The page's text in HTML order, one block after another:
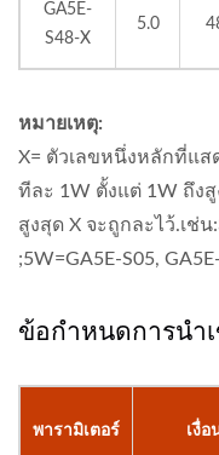
GA5E-
S48-X
5.0
หมายเหตุ:
X= ตัวเลขหนึ่งหลักที่แส
ทีละ 1W ตั้งแต่ 1W ถึง
สูงสุด X จะถูกละไว้.เช่น
;5W=GA5E-S05,
ข้อกำหนดการนำ
พารามิเตอร์ เงื่อ